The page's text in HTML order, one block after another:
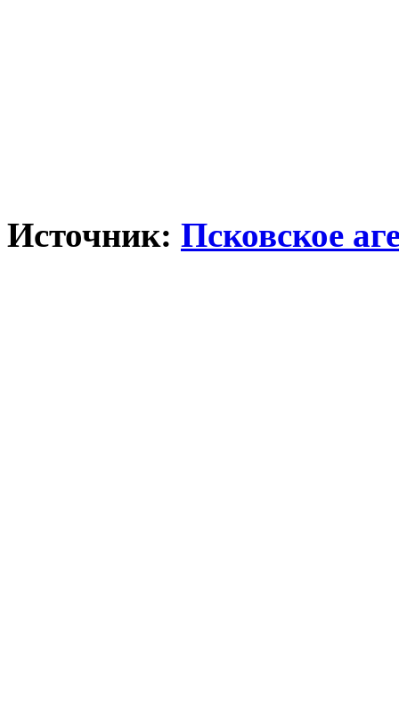
Источник: Псковское